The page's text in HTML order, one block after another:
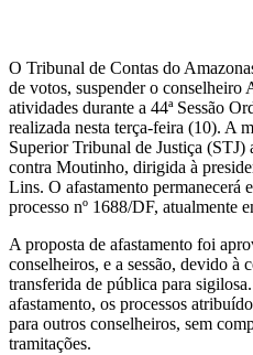
O Tribunal de Contas do
de votos, suspender o conselheiro
atividades durante a 44ª Sessão
realizada nesta terça-feira (10). A
Superior Tribunal de Justiça (STJ)
contra Moutinho, dirigida à
Lins. O afastamento permanecerá
processo nº 1688/DF, atualmente
A proposta de afastamento foi
conselheiros, e a sessão, devido à
transferida de pública para
afastamento, os processos
para outros conselheiros, sem
tramitações.